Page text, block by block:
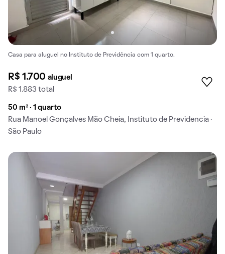
Casa para aluguel no Instituto de Previdência com 1 quarto.
R$ 1.700 aluguel
R$ 1.883 total
50 m² · 1 quarto
Rua Manoel Gonçalves Mão Cheia, Instituto de Previdencia ·
São Paulo